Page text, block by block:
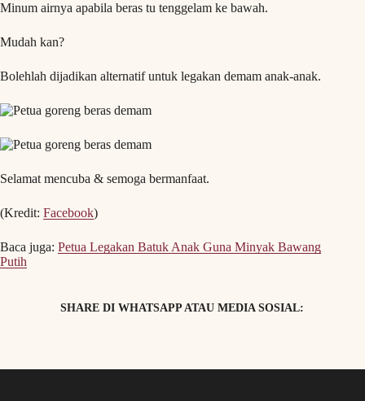
Minum airnya apabila beras tu tenggelam ke bawah.
Mudah kan?
Bolehlah dijadikan alternatif untuk legakan demam anak-anak.
Selamat mencuba & semoga bermanfaat.
(Kredit: Facebook)
Baca juga: Petua Legakan Batuk Anak Guna Minyak Bawang
Putih
SHARE DI WHATSAPP ATAU MEDIA SOSIAL: